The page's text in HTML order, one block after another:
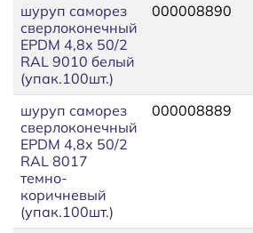
шуруп саморез
сверлоконечный
EPDM 4,8х 50/2
RAL 9010 белый
(упак.100шт.)
000008890
шуруп саморез
сверлоконечный
EPDM 4,8х 50/2
RAL 8017
темно-
коричневый
(упак.100шт.)
000008889